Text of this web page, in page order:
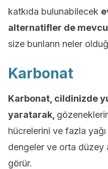
katkıda bulunabilecek
alternatifler de
size bunların neler
Karbonat
Karbonat, cildinizde
yaratarak,
hücrelerini ve fazla
dengeler ve orta
görür.